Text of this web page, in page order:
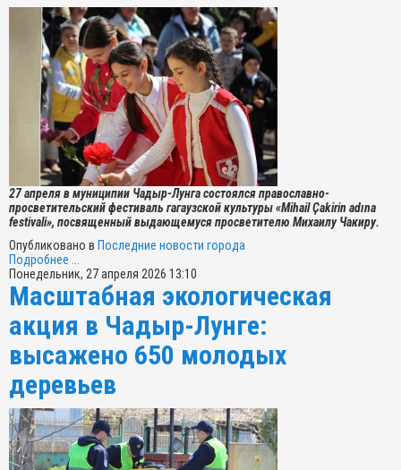
27 апреля в муниципии Чадыр-Лунга состоялся православно-
просветительский фестиваль гагаузской культуры «Mihail Çakirin adına
festivali», посвященный выдающемуся просветителю Михаилу Чакиру.
Опубликовано в Последние новости города
Подробнее ...
Понедельник, 27 апреля 2026 13:10
Масштабная экологическая
акция в Чадыр-Лунге:
высажено 650 молодых
деревьев